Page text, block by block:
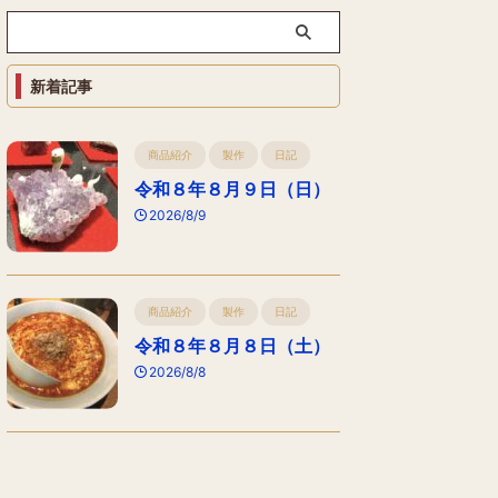
新着記事
商品紹介 製作 日記
令和８年８月９日（日）
2026/8/9
商品紹介 製作 日記
令和８年８月８日（土）
2026/8/8